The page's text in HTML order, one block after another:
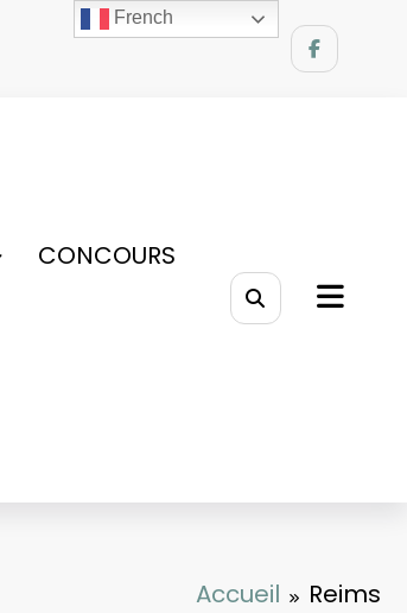
CONCOURS
Accueil Reims
French